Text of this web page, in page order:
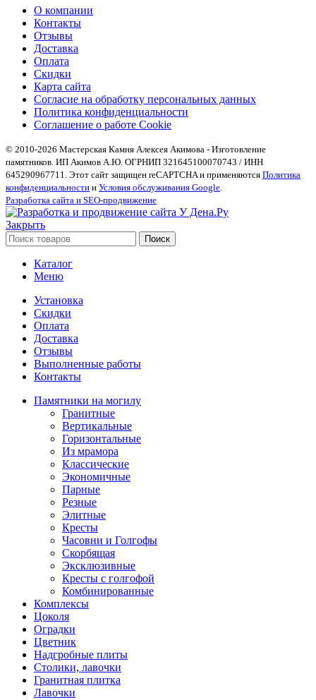
О компании
Контакты
Отзывы
Доставка
Оплата
Скидки
Карта сайта
Согласие на обработку персональных данных
Политика конфиденциальности
Соглашение о работе Cookie
© 2010-2026 Мастерская Камня Алексея Акимова - Изготовление
памятников. ИП Акимов А.Ю. ОГРНИП 321645100070743 / ИНН
645290967711. Этот сайт защищен reCAPTCHA и применяются Политика
конфиденциальности и Условия обслуживания Google.
Разработка сайта и SEO-продвижение
Закрыть
Поиск
Каталог
Меню
Установка
Скидки
Оплата
Доставка
Отзывы
Выполненные работы
Контакты
Памятники на могилу
Гранитные
Вертикальные
Горизонтальные
Из мрамора
Классические
Экономичные
Парные
Резные
Элитные
Кресты
Часовни и Голгофы
Скорбящая
Эксклюзивные
Кресты с голгофой
Комбинированные
Комплексы
Цоколя
Оградки
Цветник
Надгробные плиты
Столики, лавочки
Гранитная плитка
Лавочки